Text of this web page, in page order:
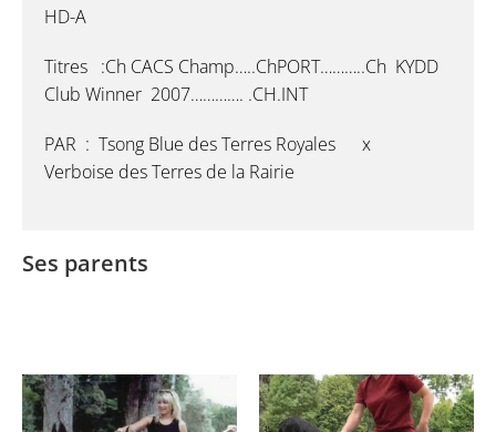
HD-A
Titres :Ch CACS Champ…..ChPORT………..Ch KYDD
Club Winner 2007…………. .CH.INT
PAR : Tsong Blue des Terres Royales x
Verboise des Terres de la Rairie
Ses parents